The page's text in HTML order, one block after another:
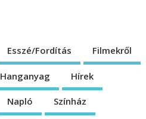
Esszé/Fordítás Filmekről
Hanganyag Hírek
Napló Színház